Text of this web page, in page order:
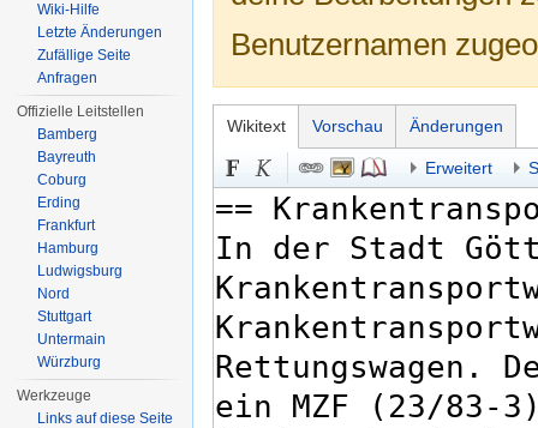
Benutzernamen
Wikitext Vorschau Änderungen
Erweitert
Wiki-Hilfe
Letzte Änderungen
Zufällige Seite
Anfragen
Offizielle Leitstellen
Bamberg
Bayreuth
Coburg
Erding
Frankfurt
Hamburg
Ludwigsburg
Nord
Stuttgart
Untermain
Würzburg
Werkzeuge
Links auf diese Seite